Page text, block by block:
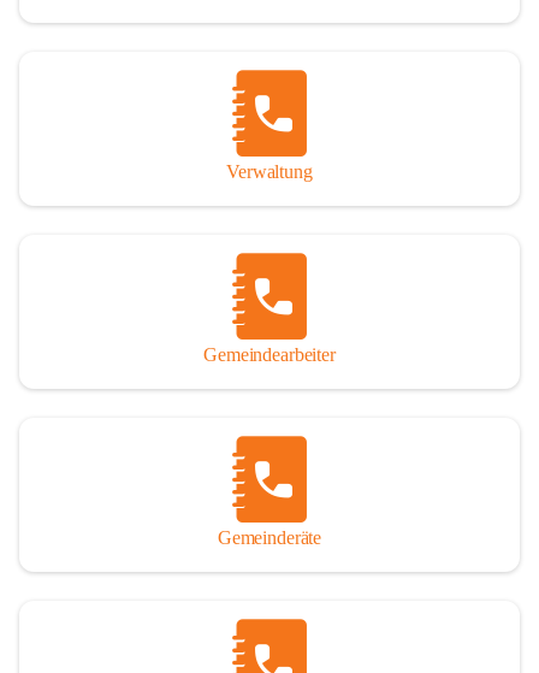
Verwaltung
Gemeindearbeiter
Gemeinderäte